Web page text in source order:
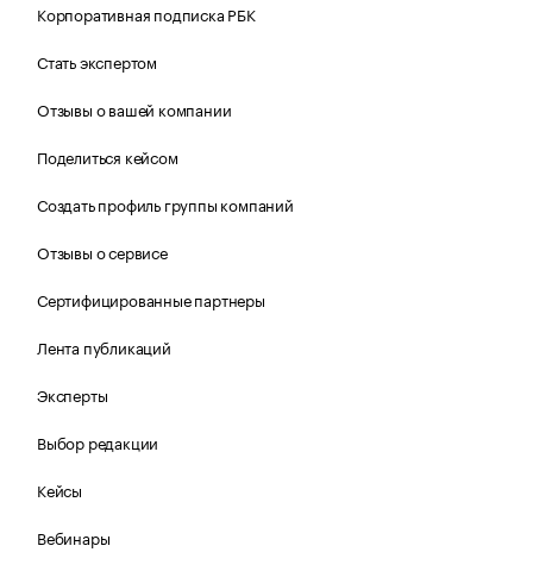
Корпоративная подписка РБК
Стать экспертом
Отзывы о вашей компании
Поделиться кейсом
Создать профиль группы компаний
Отзывы о сервисе
Сертифицированные партнеры
Лента публикаций
Эксперты
Выбор редакции
Кейсы
Вебинары